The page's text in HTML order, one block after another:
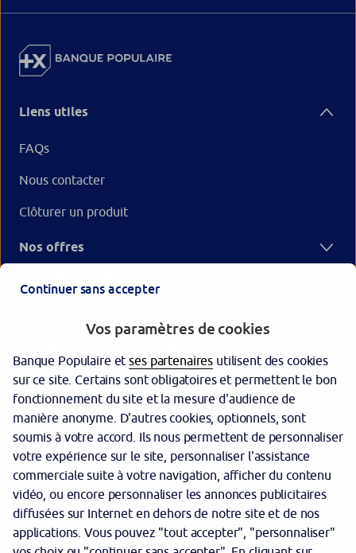
Liens utiles
FAQs
Nous contacter
Clôturer un produit
Nos offres
Garantie des dépôts
Protection des données personnelles
Politique cookies
Sécurité
Continuer sans accepter
Vos paramètres de cookies
Banque Populaire etses partenaires utilisent des cookies
sur ce site. Certains sont obligatoires et permettent le bon
fonctionnement du site et la mesure d'audience de
manière anonyme. D'autres cookies, optionnels, sont
soumis à votre accord. Ils nous permettent de personnaliser
votre expérience sur le site, personnaliser l'assistance
commerciale suite à votre navigation, afficher du contenu
vidéo, ou encore personnaliser les annonces publicitaires
diffusées sur Internet en dehors de notre site et de nos
applications. Vous pouvez "tout accepter", "personnaliser"